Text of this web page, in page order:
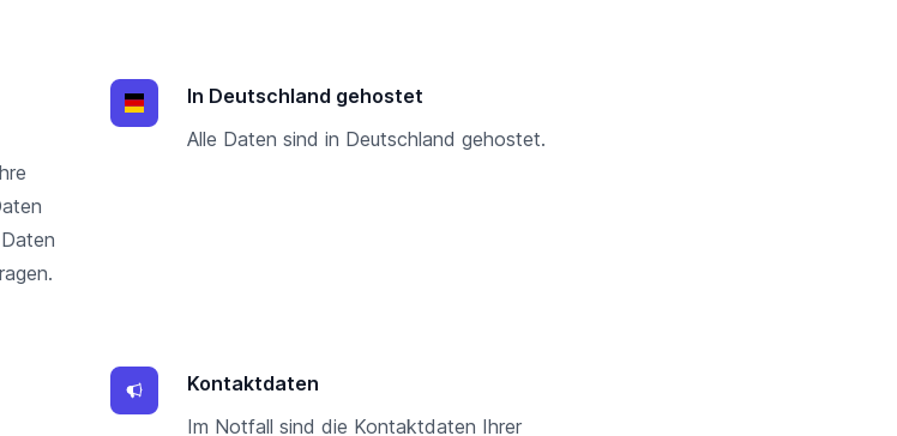
In Deutschland gehostet
Alle Daten sind in Deutschland gehostet.
Kontaktdaten
Im Notfall sind die Kontaktdaten Ihrer